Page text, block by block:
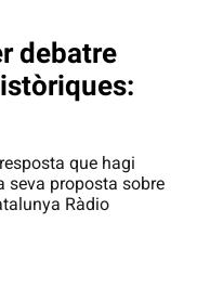
debatre
que hagi
seva proposta sobre
Ràdio